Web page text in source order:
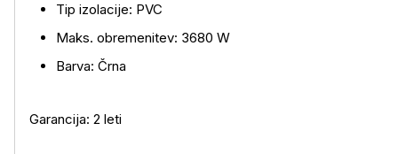
Tip izolacije: PVC
Maks. obremenitev: 3680 W
Barva: Črna
Garancija: 2 leti